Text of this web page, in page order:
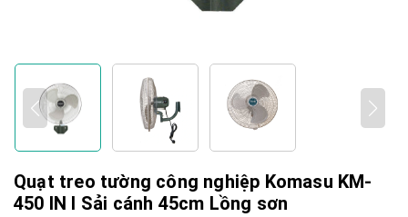
Quạt treo tường công nghiệp Komasu KM-
450 IN I Sải cánh 45cm Lồng sơn